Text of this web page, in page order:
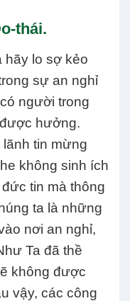
thái.
hãy lo sợ kẻo
sự an nghỉ
người trong
hưởng.
tin mừng
không sinh ích
tin mà thông
ta là những
nơi an nghỉ,
Ta đã thề
không được
vậy, các công